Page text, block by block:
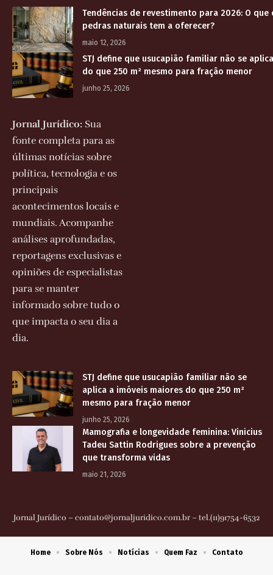
Tendências de revestimento para 2026: O que
pedras naturais tem a oferecer?
maio 12, 2026
STJ define que usucapião familiar não se
do que 250 m² mesmo para fração menor
junho 25, 2026
Jornal Jurídico: Sua
fonte completa para as
últimas notícias sobre
política, tecnologia e os
principais
acontecimentos locais e
mundiais. Acompanhe
análises aprofundadas,
reportagens exclusivas e
opiniões de especialistas
para se manter
informado sobre tudo o
que impacta o seu dia a
dia.
STJ define que usucapião familiar não se
aplica a imóveis maiores do que 250 m²
mesmo para fração menor
junho 25, 2026
Mamografia e longevidade feminina: Vinicius
Tadeu Sattin Rodrigues sobre a prevenção
que transforma vidas
maio 21, 2026
Jornal Jurídico –contato@jornaljuridico.com.br– tel.(11)91754-6532
Home Sobre Nós Notícias Quem Faz Contato